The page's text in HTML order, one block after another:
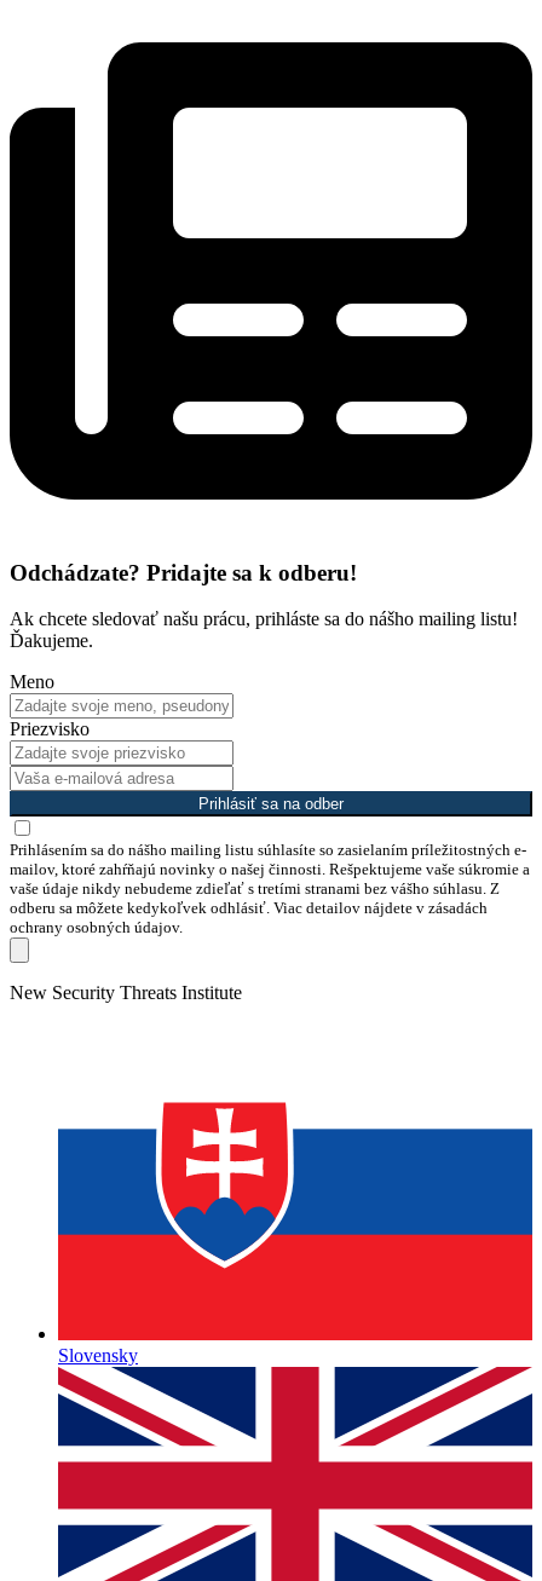
Odchádzate? Pridajte sa k odberu!
Ak chcete sledovať našu prácu, prihláste sa do nášho mailing listu!
Ďakujeme.
Meno
Priezvisko
Prihlásiť sa na odber
Prihlásením sa do nášho mailing listu súhlasíte so zasielaním príležitostných e-
mailov, ktoré zahŕňajú novinky o našej činnosti. Rešpektujeme vaše súkromie a
vaše údaje nikdy nebudeme zdieľať s tretími stranami bez vášho súhlasu. Z
odberu sa môžete kedykoľvek odhlásiť. Viac detailov nájdete v zásadách
ochrany osobných údajov.
to
New Security Threats Institute
Slovensky